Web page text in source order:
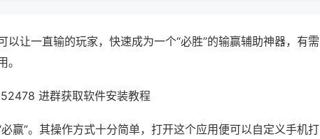
以让一直输的玩家，快速成为一个“必胜”的输赢辅助神器，有需
进群获取软件安装教程
赢”。其操作方式十分简单，打开这个应用便可以自定义手机打